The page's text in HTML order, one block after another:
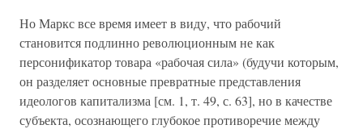
Но Маркс все время имеет в виду, что рабочий
становится подлинно революционным не как
персонификатор товара «рабочая сила» (будучи которым,
он разделяет основные превратные представления
идеологов капитализма [см. 1, т. 49, с. 63], но в качестве
субъекта, осознающего глубокое противоречие между